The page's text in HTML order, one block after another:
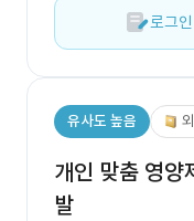
로그
유사도 높음
개인 맞춤 영양
발